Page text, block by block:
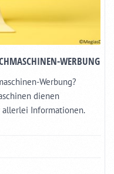
WERBUNG
Werbung?
dienen
Informationen.